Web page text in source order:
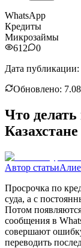
WhatsApp
Кредиты
Микрозаймы
612
0
Дата публикации:
Обновлено:
Что
Казахстане
Автор статьи
Просрочка по
суда, а с
Потом
сообщения в
совершают
переводить